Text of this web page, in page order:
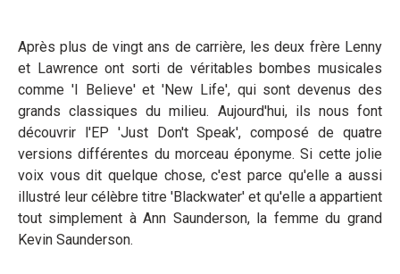
Après plus de vingt ans de carrière, les deux frère Lenny
et Lawrence ont sorti de véritables bombes musicales
comme 'I Believe' et 'New Life', qui sont devenus des
grands classiques du milieu. Aujourd'hui, ils nous font
découvrir l'EP 'Just Don't Speak', composé de quatre
versions différentes du morceau éponyme. Si cette jolie
voix vous dit quelque chose, c'est parce qu'elle a aussi
illustré leur célèbre titre 'Blackwater' et qu'elle a appartient
tout simplement à Ann Saunderson, la femme du grand
Kevin Saunderson.